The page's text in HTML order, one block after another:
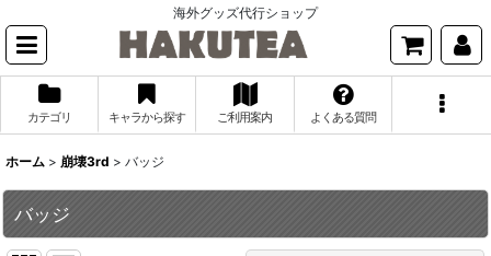
海外グッズ代行ショップ
カテゴリ キャラから探す ご利用案内 よくある質問
ホーム > 崩壊3rd > バッジ
バッジ